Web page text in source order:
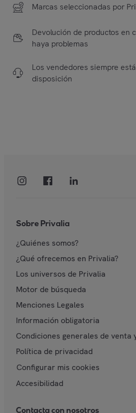
Marcas seleccionadas por
Devolución de productos en
haya problemas
Los vendedores siempre
disposición
Sobre Privalia
¿Quiénes somos?
¿Qué ofrecemos en Privalia?
Los universos de Privalia
Motor de búsqueda
Menciones Legales
Información obligatoria
Condiciones generales de venta
Política de privacidad
Configurar mis cookies
Accesibilidad
Contacta con nosotros